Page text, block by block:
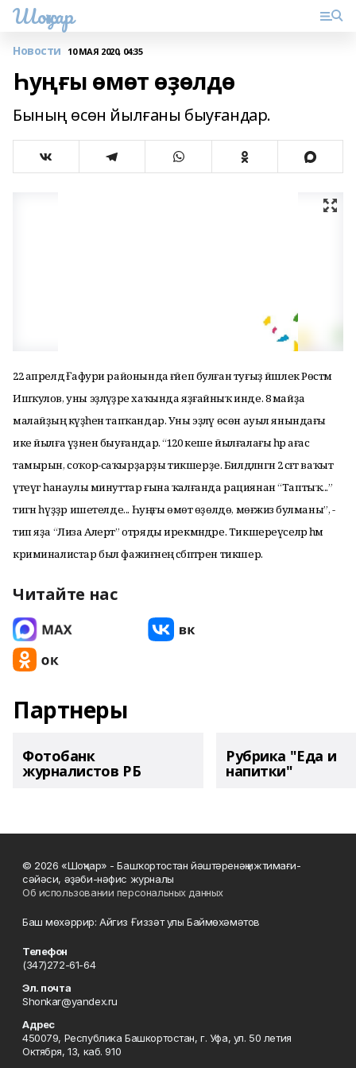
Шоңҡар
Новости 10 МАЯ 2020, 04:35
Һуңғы өмөт өҙөлдө
Бының өсөн йылғаны быуғандар.
22 апрелдә Ғафури районында ғәйеп булған туғыҙ йәшлек Рөстәм
Ишҡулов, уны эҙләүҙәре хаҡында яҙғайныҡ инде. 8 майҙа
малайҙың кәүҙәһен тапҡандар. Уны эҙләү өсөн ауыл янындағы
ике йылға үҙәнен быуғандар. “120 кеше йылғалағы һәр ағас
тамырын, соҡор-саҡырҙарҙы тикшерҙе. Билдәләнгән 2 сәғәт ваҡыт
үтеүгә һанаулы минуттар ғына ҡалғанда рациянан “Таптыҡ...”
тигән һүҙҙәр ишетелде... Һуңғы өмөт өҙөлдө, мөғжизә булманы”, -
тип яҙа “Лиза Алерт” отряды ирекмәндәре. Тикшереүселәр һәм
криминалистар был фажиғәнең сәбәптәрен тикшерә.
Читайте нас
Партнеры
Фотобанк
журналистов РБ
Рубрика "Еда и
напитки"
© 2026 «Шоңҡар» - Башҡортостан йәштәренәң ижтимағи-
сәйәси, әҙәби-нәфис журналы
Об использовании персональных данных
Баш мөхәррир: Айгиз Ғиззәт улы Баймөхәмәтов
Телефон
(347)272-61-64
Эл. почта
Shonkar@yandex.ru
Адрес
450079, Республика Башкортостан, г. Уфа, ул. 50 летия
Октября, 13, каб. 910